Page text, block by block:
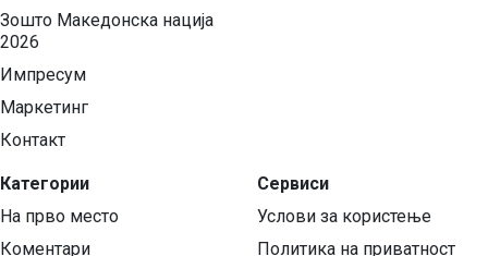
Зошто Македонска нација
2026
Импресум
Маркетинг
Контакт
Категории
На прво место
Коментари
Сервиси
Услови за користење
Политика на приватност